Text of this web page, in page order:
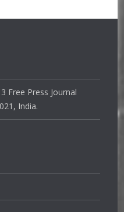
Free Press Journal
India.